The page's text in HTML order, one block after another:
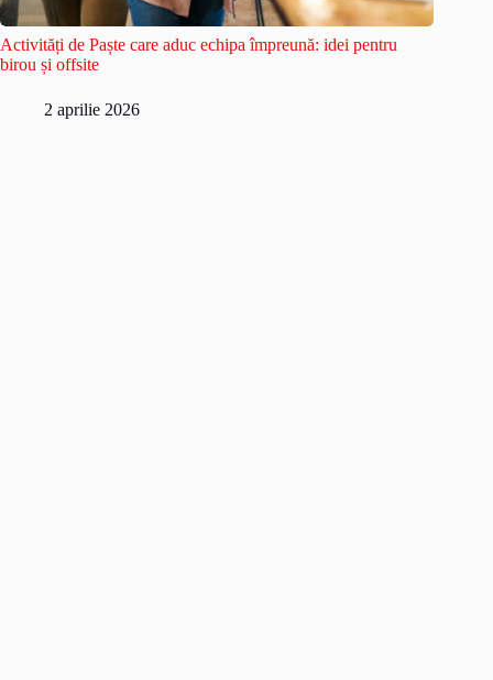
Activități de Paște care aduc echipa împreună: idei pentru
birou și offsite
2 aprilie 2026